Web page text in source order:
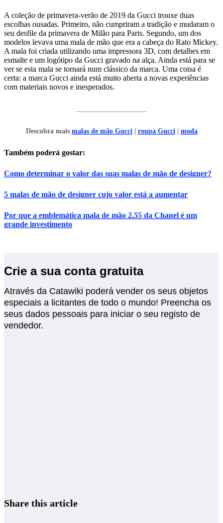
A coleção de primavera-verão de 2019 da Gucci trouxe duas
escolhas ousadas. Primeiro, não cumpriram a tradição e mudaram o
seu desfile da primavera de Milão para Paris. Segundo, um dos
modelos levava uma mala de mão que era a cabeça do Rato Mickey.
A mala foi criada utilizando uma impressora 3D, com detalhes em
esmalte e um logótipo da Gucci gravado na alça. Ainda está para se
ver se esta mala se tornará num clássico da marca. Uma coisa é
certa: a marca Gucci ainda está muito aberta a novas experiências
com materiais novos e inesperados.
Descubra mais malas de mão Gucci| roupa Gucci| moda
Também poderá gostar:
Como determinar o valor das suas malas de mão de designer?
5 malas de mão de designer cujo valor está a aumentar
Por que a emblemática mala de mão 2.55 da Chanel é um
grande investimento
Crie a sua conta gratuita
Através da Catawiki poderá vender os seus objetos
especiais a licitantes de todo o mundo! Preencha os
seus dados pessoais para iniciar o seu registo de
vendedor.
Share this article